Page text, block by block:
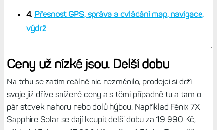
4. Přesnost GPS, správa a ovládání map, navigace,
výdrž
Ceny už nízké jsou. Delší dobu
Na trhu se zatím reálně nic nezměnilo, prodejci si drží
svoje již dříve snížené ceny a s těmi případně tu a tam o
pár stovek nahoru nebo dolů hýbou. Například Fénix 7X
Sapphire Solar se dají koupit delší dobu za 19 990 Kč,